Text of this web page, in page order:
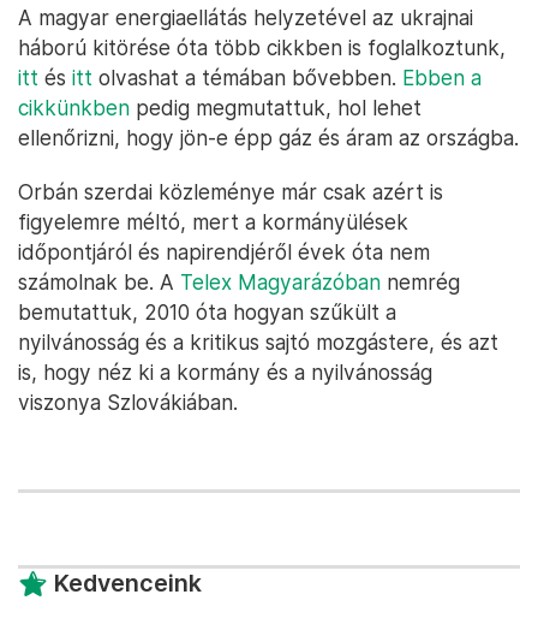
A magyar energiaellátás helyzetével az ukrajnai
háború kitörése óta több cikkben is foglalkoztunk,
itt és itt olvashat a témában bővebben. Ebben a
cikkünkben pedig megmutattuk, hol lehet
ellenőrizni, hogy jön-e épp gáz és áram az országba.
Orbán szerdai közleménye már csak azért is
figyelemre méltó, mert a kormányülések
időpontjáról és napirendjéről évek óta nem
számolnak be. A Telex Magyarázóban nemrég
bemutattuk, 2010 óta hogyan szűkült a
nyilvánosság és a kritikus sajtó mozgástere, és azt
is, hogy néz ki a kormány és a nyilvánosság
viszonya Szlovákiában.
Kedvenceink